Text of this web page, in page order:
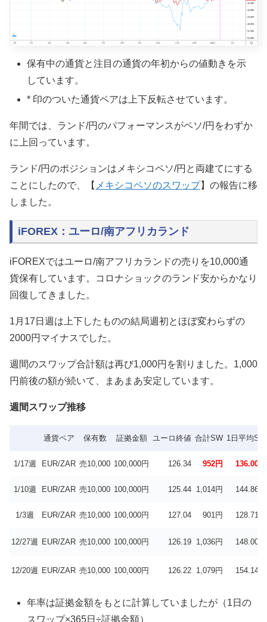
保有中の通貨と注目の通貨の年初からの値動きを示
しています。
* 印のついた通貨ペアは上下反転させています。
年間では、ランド/円のパフォーマンスがペソ/円をわずか
に上回っています。
ランド/円のポジションはメキシコペソ/円と両建てにする
ことにしたので、【 メキシコペソのスワップ】の報告に移
しました。
iFOREX：ユーロ/南アフリカランド
iFOREXではユーロ/南アフリカランドの売りを10,000通
貨保有しています。コロナショックのランド安からかなり
回復してきました。
1月17日週は上下したものの結局週初とほぼ変わらずの
2000円マイナスでした。
週間のスワップ合計額は再び1,000円を割りました。1,000
円前後の額が続いて、まあまあ安定しています。
週間スワップ推移
通貨ペア 保有数 証拠金額 ユーロ終値 合計SW 1日平均SW
1/17週 EUR/ZAR 売10,000 100,000円 126.34 952円 136.00円
1/10週 EUR/ZAR 売10,000 100,000円 125.44 1,014円 144.86円
1/3週 EUR/ZAR 売10,000 100,000円 127.04 901円 128.71円
12/27週 EUR/ZAR 売10,000 100,000円 126.19 1,036円 148.00円
12/20週 EUR/ZAR 売10,000 100,000円 126.22 1,079円 154.14円
年率は証拠金額をもとに計算していましたが（1日の
スワップ×365日÷証拠金額）